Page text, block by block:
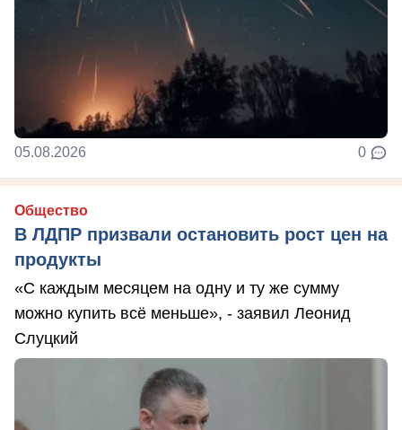
05.08.2026 0
Общество
В ЛДПР призвали остановить рост цен на
продукты
«С каждым месяцем на одну и ту же сумму
можно купить всё меньше», - заявил Леонид
Слуцкий